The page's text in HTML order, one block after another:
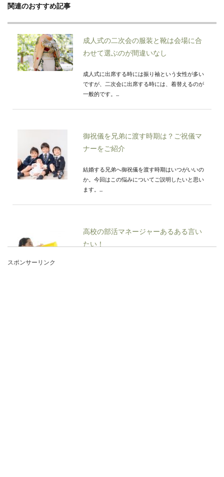
関連のおすすめ記事
成人式の二次会の服装と靴は会場に合
わせて選ぶのが間違いなし
成人式に出席する時には振り袖という女性が多い
ですが、二次会に出席する時には、着替えるのが
一般的です。...
御祝儀を兄弟に渡す時期は？ご祝儀マ
ナーをご紹介
結婚する兄弟へ御祝儀を渡す時期はいつがいいの
か。今回はこの悩みについてご説明したいと思い
ます。...
高校の部活マネージャーあるある言い
たい！
スポンサーリンク